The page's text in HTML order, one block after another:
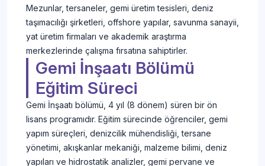
Mezunlar, tersaneler, gemi üretim tesisleri, deniz
taşımacılığı şirketleri, offshore yapılar, savunma sanayii,
yat üretim firmaları ve akademik araştırma
merkezlerinde çalışma fırsatına sahiptirler.
Gemi İnşaatı Bölümü
Eğitim Süreci
Gemi İnşaatı bölümü, 4 yıl (8 dönem) süren bir ön
lisans programıdır. Eğitim sürecinde öğrenciler, gemi
yapım süreçleri, denizcilik mühendisliği, tersane
yönetimi, akışkanlar mekaniği, malzeme bilimi, deniz
yapıları ve hidrostatik analizler, gemi pervane ve